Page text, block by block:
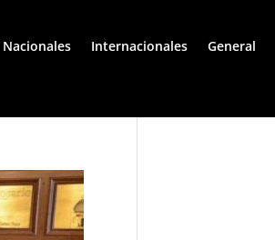
Nacionales Internacionales General